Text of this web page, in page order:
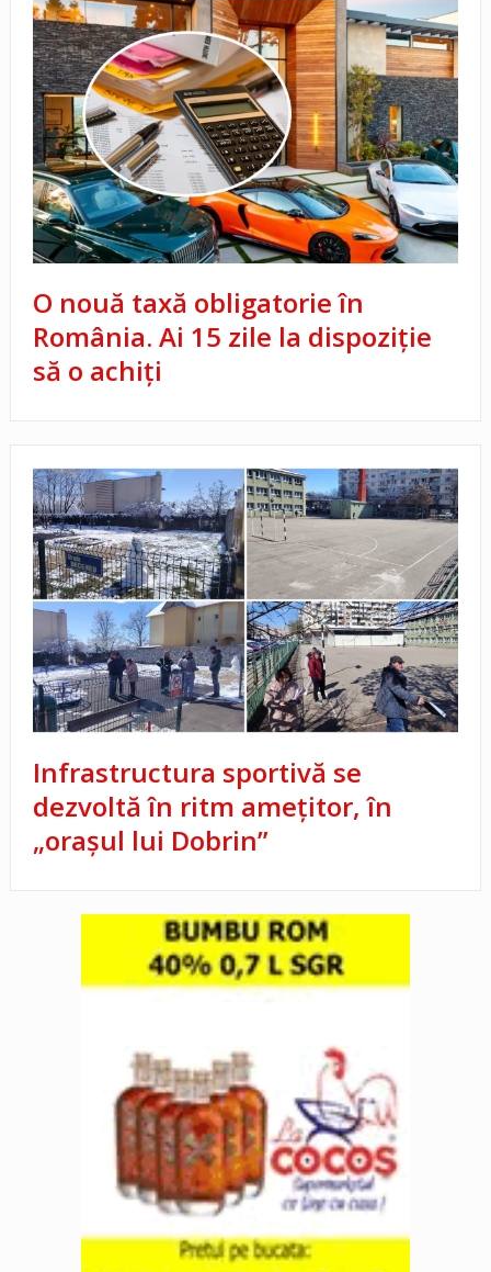
O nouă taxă obligatorie în
România. Ai 15 zile la dispoziție
să o achiți
Infrastructura sportivă se
dezvoltă în ritm amețitor, în
„orașul lui Dobrin”